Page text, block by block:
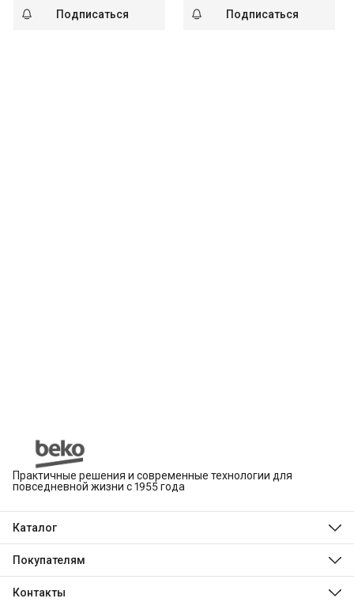
Подписаться
Подписаться
Практичные решения и современные технологии для
повседневной жизни с 1955 года
Каталог
Hotpoint
Стиральные и сушильные машины
Покупателям
Оплата
Контакты